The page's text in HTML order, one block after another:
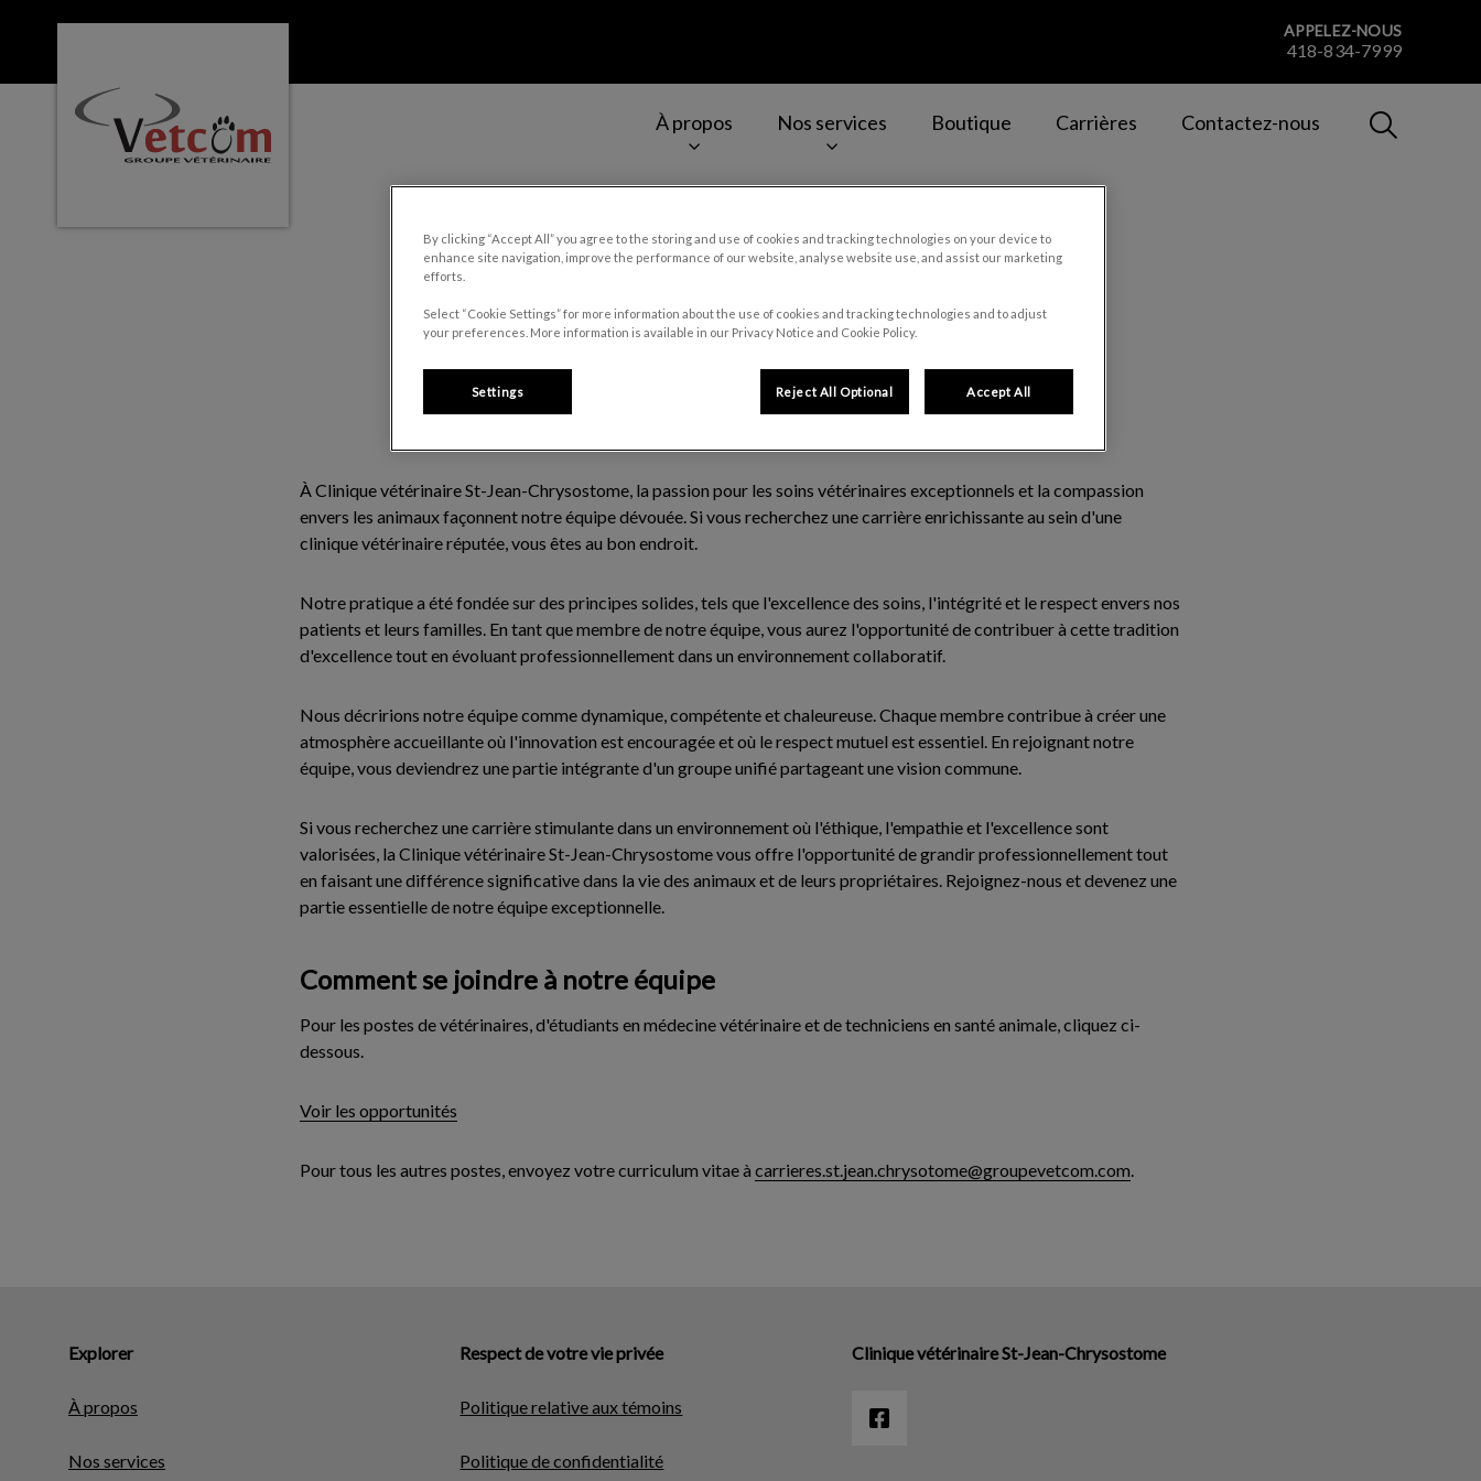
Page d'accueil de Clinique vétérinaire St-Jean-Chrysostome
APPELEZ-NOUS
418-834-7999
À propos Nos services Boutique Carrières Contactez-nous
Carrières
À Clinique vétérinaire St-Jean-Chrysostome, la passion pour les soins vétérinaires exceptionnels et la compassion
envers les animaux façonnent notre équipe dévouée. Si vous recherchez une carrière enrichissante au sein d'une
clinique vétérinaire réputée, vous êtes au bon endroit.
Notre pratique a été fondée sur des principes solides, tels que l'excellence des soins, l'intégrité et le respect envers nos
patients et leurs familles. En tant que membre de notre équipe, vous aurez l'opportunité de contribuer à cette tradition
d'excellence tout en évoluant professionnellement dans un environnement collaboratif.
Nous décririons notre équipe comme dynamique, compétente et chaleureuse. Chaque membre contribue à créer une
atmosphère accueillante où l'innovation est encouragée et où le respect mutuel est essentiel. En rejoignant notre
équipe, vous deviendrez une partie intégrante d'un groupe unifié partageant une vision commune.
Si vous recherchez une carrière stimulante dans un environnement où l'éthique, l'empathie et l'excellence sont
valorisées, la Clinique vétérinaire St-Jean-Chrysostome vous offre l'opportunité de grandir professionnellement tout
en faisant une différence significative dans la vie des animaux et de leurs propriétaires. Rejoignez-nous et devenez une
partie essentielle de notre équipe exceptionnelle.
Comment se joindre à notre équipe
Pour les postes de vétérinaires, d'étudiants en médecine vétérinaire et de techniciens en santé animale, cliquez ci-
dessous.
Voir les opportunités
Pour tous les autres postes, envoyez votre curriculum vitae à carrieres.st.jean.chrysotome@groupevetcom.com.
Explorer
À propos
Nos services
Respect de votre vie privée
Politique relative aux témoins
Politique de confidentialité
Clinique vétérinaire St-Jean-Chrysostome
By clicking “Accept All” you agree to the storing and use of cookies and tracking technologies on your device to
enhance site navigation, improve the performance of our website, analyse website use, and assist our marketing
efforts.
Select “Cookie Settings” for more information about the use of cookies and tracking technologies and to adjust
your preferences. More information is available in our Privacy Notice and Cookie Policy.
Settings Reject All Optional Accept All